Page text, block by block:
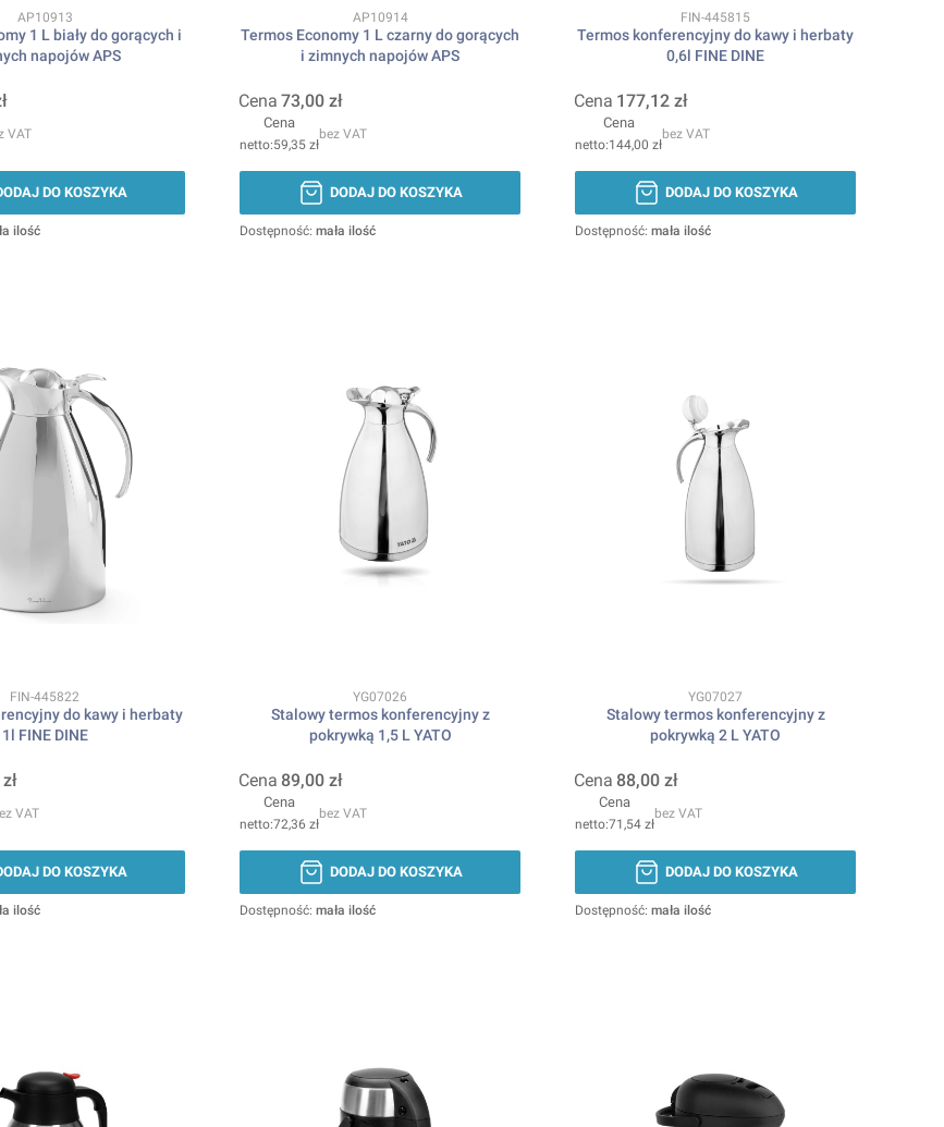
Kod produktu
AP10913
1 L biały do gorących i
napojów APS
VAT
DO KOSZYKA
ilość
Kod produktu
AP10914
Termos Economy 1 L czarny do gorących
i zimnych napojów APS
Cena 73,00 zł
Cena
59,35 zł
bez VAT
DODAJ DO KOSZYKA
Dostępność: mała ilość
Kod produktu
FIN-445815
Termos konferencyjny do kawy i herbaty
0,6l FINE DINE
Cena 177,12 zł
Cena
144,00 zł
bez VAT
DODAJ DO KOSZYKA
Dostępność: mała ilość
Kod produktu
FIN-445822
do kawy i herbaty
1l FINE DINE
VAT
DO KOSZYKA
ilość
Kod produktu
YG07026
Stalowy termos konferencyjny z
pokrywką 1,5 L YATO
Cena 89,00 zł
Cena
72,36 zł
bez VAT
DODAJ DO KOSZYKA
Dostępność: mała ilość
Kod produktu
YG07027
Stalowy termos konferencyjny z
pokrywką 2 L YATO
Cena 88,00 zł
Cena
71,54 zł
bez VAT
DODAJ DO KOSZYKA
Dostępność: mała ilość